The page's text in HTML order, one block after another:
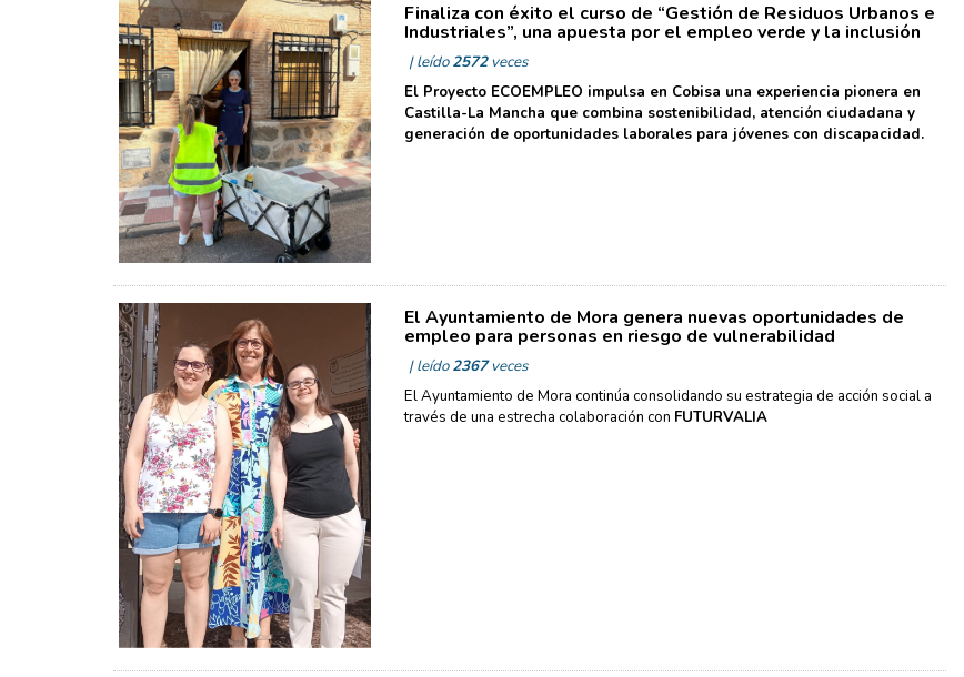
Finaliza con éxito el curso de “Gestión de Residuos Urbanos e
Industriales”, una apuesta por el empleo verde y la inclusión
| leído2572veces
El Proyecto ECOEMPLEO impulsa en Cobisa una experiencia pionera en
Castilla-La Mancha que combina sostenibilidad, atención ciudadana y
generación de oportunidades laborales para jóvenes con discapacidad.
El Ayuntamiento de Mora genera nuevas oportunidades de
empleo para personas en riesgo de vulnerabilidad
| leído2367veces
El Ayuntamiento de Mora continúa consolidando su estrategia de acción social a
través de una estrecha colaboración con FUTURVALIA